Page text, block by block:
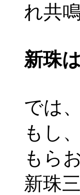
れ共
新珠
では
もし
もら
新珠